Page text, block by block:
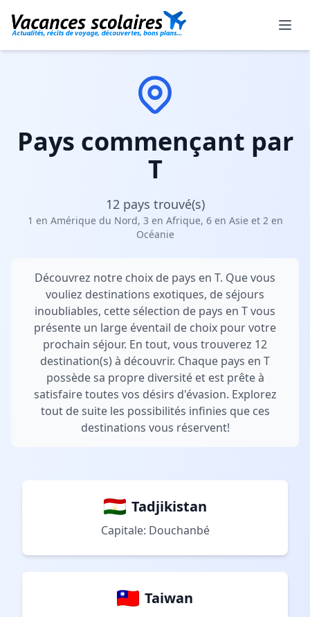
Pays commençant par
T
12 pays trouvé(s)
1 en Amérique du Nord, 3 en Afrique, 6 en Asie et 2 en
Océanie
Découvrez notre choix de pays en T. Que vous
vouliez destinations exotiques, de séjours
inoubliables, cette sélection de pays en T vous
présente un large éventail de choix pour votre
prochain séjour. En tout, vous trouverez 12
destination(s) à découvrir. Chaque pays en T
possède sa propre diversité et est prête à
satisfaire toutes vos désirs d'évasion. Explorez
tout de suite les possibilités infinies que ces
destinations vous réservent!
Tadjikistan
Capitale: Douchanbé
Taiwan